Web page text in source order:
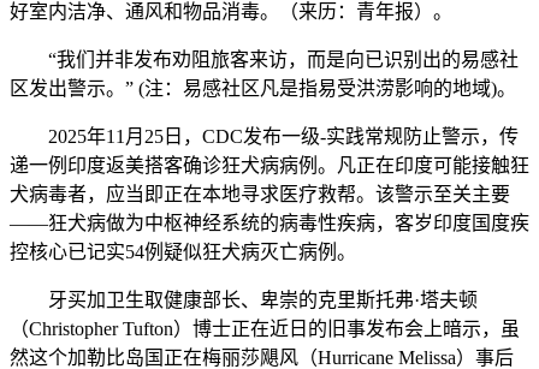
好室内洁净、通风和物品消毒。（来历：青年报）。
“我们并非发布劝阻旅客来访，而是向已识别出的易感社
区发出警示。” (注：易感社区凡是指易受洪涝影响的地域)。
2025年11月25日，CDC发布一级-实践常规防止警示，传
递一例印度返美搭客确诊狂犬病病例。凡正在印度可能接触狂
犬病毒者，应当即正在本地寻求医疗救帮。该警示至关主要
——狂犬病做为中枢神经系统的病毒性疾病，客岁印度国度疾
控核心已记实54例疑似狂犬病灭亡病例。
牙买加卫生取健康部长、卑崇的克里斯托弗·塔夫顿
（Christopher Tufton）博士正在近日的旧事发布会上暗示，虽
然这个加勒比岛国正在梅丽莎飓风（Hurricane Melissa）事后